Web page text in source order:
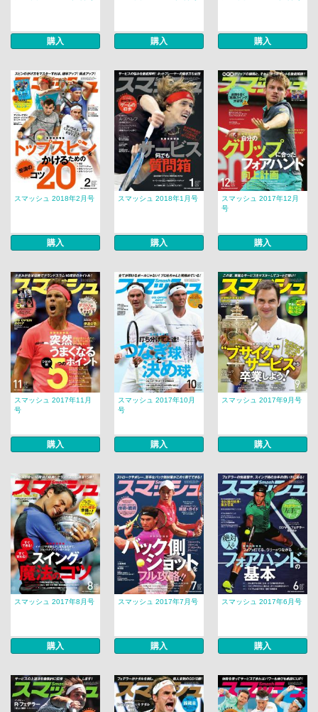
購入 購入 購入
スマッシュ 2018年2月号
購入
スマッシュ 2018年1月号
購入
スマッシュ 2017年12月
号
購入
スマッシュ 2017年11月
号
購入
スマッシュ 2017年10月
号
購入
スマッシュ 2017年9月号
購入
スマッシュ 2017年8月号
購入
スマッシュ 2017年7月号
購入
スマッシュ 2017年6月号
購入